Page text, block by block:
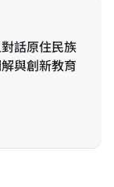
話原住民族
與創新教育